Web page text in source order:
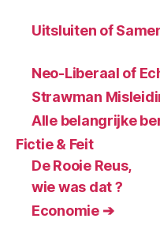
Uitsluiten of
Neo-Liberaal of
Strawman
Alle belangrijke
Fictie & Feit
De Rooie Reus,
wie was dat ?
Economie ➔